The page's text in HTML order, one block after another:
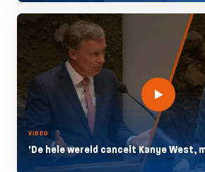
VIDEO
'De hele wereld cancelt Kanye West,